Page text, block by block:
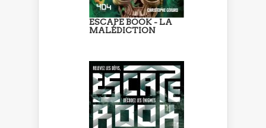
ESCAPE BOOK - LA
MALÉDICTION